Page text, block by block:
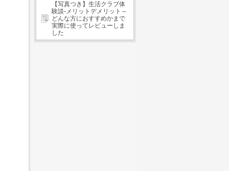
【写真つき】生活クラブ体
験談-メリットデメリット～
どんな方におすすめかまで
実際に使ってレビューしま
した